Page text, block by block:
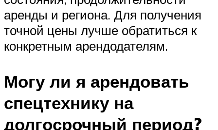
аренды и региона. Для получения
точной цены лучше обратиться к
конкретным арендодателям.
Могу ли я арендовать
спецтехнику на
долгосрочный период?